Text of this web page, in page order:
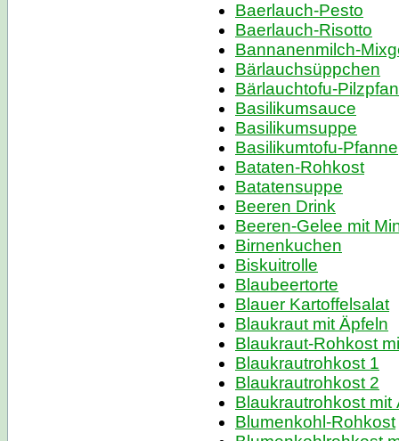
Baerlauch-Pesto
Baerlauch-Risotto
Bannanenmilch-
Bärlauchsüppchen
Bärlauchtofu-
Basilikumsauce
Basilikumsuppe
Basilikumtofu-Pfanne
Bataten-Rohkost
Batatensuppe
Beeren Drink
Beeren-Gelee mit
Birnenkuchen
Biskuitrolle
Blaubeertorte
Blauer Kartoffelsalat
Blaukraut mit Äpfeln
Blaukraut-Rohkost
Blaukrautrohkost 1
Blaukrautrohkost 2
Blaukrautrohkost mit
Blumenkohl-Rohkost